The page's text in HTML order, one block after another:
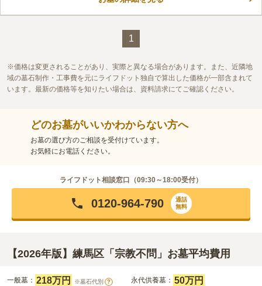
この霊園はまだ誰からも評価されていません。
1
価格は変更されることがあり、実際と異なる場合があります。また、近隣地
域の墓石制作・工事費を元にライフドット独自で算出した価格が一部含まれて
います。最新の価格等を知りたい場合は、資料請求にてご確認ください。
どのお墓がいいかわからない方へ
お墓の選び方のご相談を受付けています。
お気軽にお電話ください。
ライフドット相談窓口（09:30～18:00受付）
0120-964-790
通話
無料
【2026年版】練馬区「宗教不問」お墓平均費用
一般墓： 218万円 ※墓石代別 ? 永代供養墓： 50万円